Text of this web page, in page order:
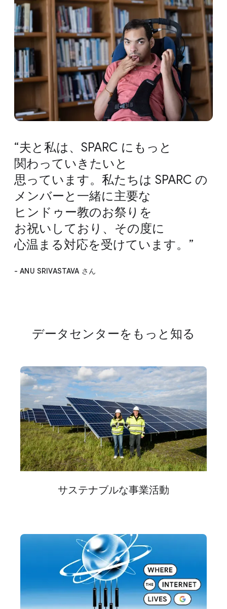
夫と​私は、​SPARC に​もっと​
関わっていきたいと​
思っています。​私たちは SPARC の​
メンバーと​一緒に​主要な​
ヒンドゥー教の​お祭りを​
お祝いしており、​その度に​
心温まる​対応を​受けています。
- ANU SRIVASTAVA さん
データセンターを​もっと​知る
サステナブルな​事業活動